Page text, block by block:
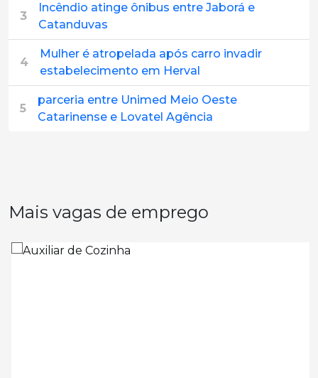
3
Incêndio atinge ônibus entre Jaborá e
Catanduvas
4
Mulher é atropelada após carro invadir
estabelecimento em Herval
5
parceria entre Unimed Meio Oeste
Catarinense e Lovatel Agência
Mais vagas de emprego